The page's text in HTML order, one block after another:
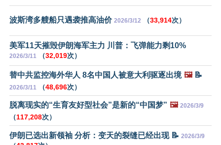
波斯湾多艘船只遇袭推高油价 2026/3/12 （33,914次）
美军11天摧毁伊朗海军主力 川普：飞弹能力剩10%
2026/3/11 （32,019次）
替中共监控海外华人 8名中国人被意大利驱逐出境 🖼️📝
2026/3/11 （48,696次）
脱离现实的“生育友好型社会”是新的“中国梦” 🖼️ 2026/3/9
（117,208次）
伊朗已选出新领袖 分析：变天的裂缝已经出现 📝 2026/3/9